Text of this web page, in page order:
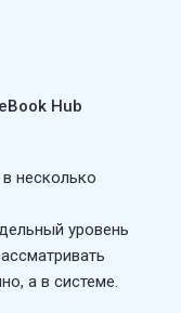
Hub
несколько
уровень
а в системе.